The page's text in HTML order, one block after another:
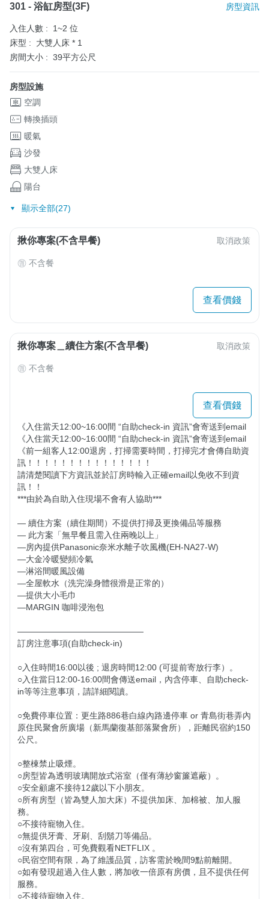
301 - 浴缸房型(3F) 房型資訊
入住人數 :
1~2 位
床型 :
大雙人床 * 1
房間大小 : 39平方公尺
房型設施
空調
轉換插頭
暖氣
沙發
大雙人床
陽台
顯示全部(27)
揪你專案(不含早餐) 取消政策
不含餐
查看價錢
揪你專案＿續住方案(不含早餐) 取消政策
不含餐
查看價錢
《入住當天12:00~16:00間 “自助check-in 資訊”會寄送到email
《入住當天12:00~16:00間 “自助check-in 資訊”會寄送到email
《前一組客人12:00退房，打掃需要時間，打掃完才會傳自助資
訊！！！！！！！！！！！！！！！
請清楚閱讀下方資訊並於訂房時輸入正確email以免收不到資
訊！！
***由於為自助入住現場不會有人協助***
— 續住方案（續住期間）不提供打掃及更換備品等服務
— 此方案「無早餐且需入住兩晚以上」
—房內提供Panasonic奈米水離子吹風機(EH-NA27-W)
—大金冷暖變頻冷氣
—淋浴間暖風設備
—全屋軟水（洗完澡身體很滑是正常的）
—提供大小毛巾
—MARGIN 咖啡浸泡包
———————————————
訂房注意事項(自助check-in)
○入住時間16:00以後 ; 退房時間12:00 (可提前寄放行李）。
○入住當日12:00-16:00間會傳送email，內含停車、自助check-
in等等注意事項，請詳細閱讀。
○免費停車位置：更生路886巷白線內路邊停車 or 青島街巷弄內
原住民聚會所廣場（新馬蘭復基部落聚會所），距離民宿約150
公尺。
○整棟禁止吸煙。
○房型皆為透明玻璃開放式浴室（僅有薄紗窗簾遮蔽）。
○安全顧慮不接待12歲以下小朋友。
○所有房型（皆為雙人加大床）不提供加床、加棉被、加人服
務。
○不接待寵物入住。
○無提供牙膏、牙刷、刮鬍刀等備品。
○沒有第四台，可免費觀看NETFLIX 。
○民宿空間有限，為了維護品質，訪客需於晚間9點前離開。
○如有發現超過入住人數，將加收一倍原有房價，且不提供任何
服務。
○不接待寵物入住。